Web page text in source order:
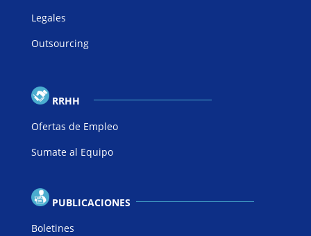
Legales
Outsourcing
RRHH
Ofertas de Empleo
Sumate al Equipo
PUBLICACIONES
Boletines